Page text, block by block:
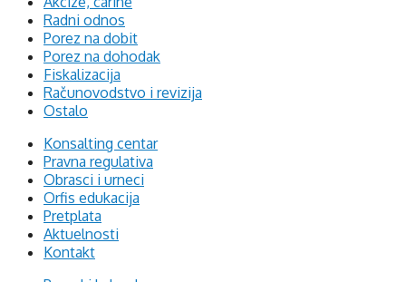
Radni odnos
Porez na dobit
Porez na dohodak
Fiskalizacija
Računovodstvo i revizija
Ostalo
Konsalting centar
Pravna regulativa
Obrasci i urneci
Orfis edukacija
Pretplata
Aktuelnosti
Kontakt